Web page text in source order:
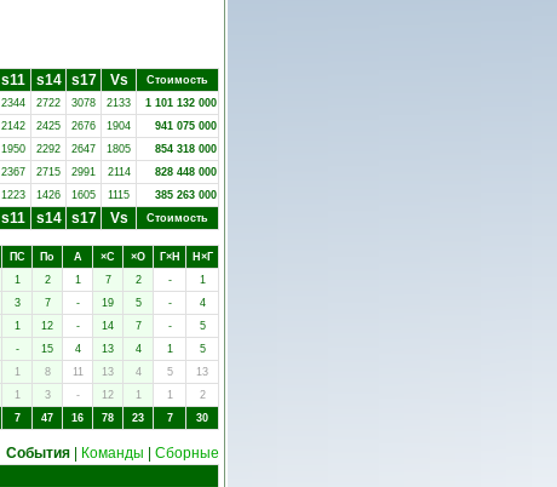
s11 s14 s17 Vs
Стоимость
2344 2722 3078 2133
1 101 132 000
2142 2425 2676 1904
941 075 000
1950 2292 2647 1805
854 318 000
2367 2715 2991 2114
828 448 000
1223 1426 1605 1115 385 263 000
s11 s14 s17 Vs Стоимость
ПC Пo А ×C ×O Г×Н
Н×Г
1 2 1 7 2 -
1
3 7 - 19 5 -
4
1 12 - 14 7 -
5
- 15 4 13 4 1
5
1 8 11 13 4 5
13
1 3 - 12 1 1
2
7 47 16 78 23 7 30
События Команды Сборные